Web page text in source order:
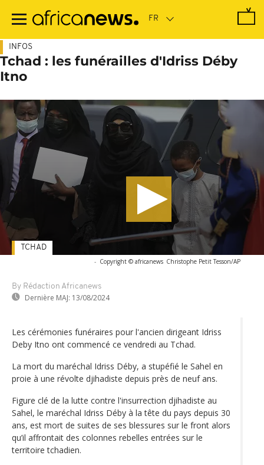
contenu
INFOS
Tchad : les funérailles d'Idriss Déby
Itno
- Copyright © africanews Christophe Petit Tesson/AP
By Rédaction Africanews
Dernière MAJ: 13/08/2024
TCHAD
Les cérémonies funéraires pour l'ancien dirigeant Idriss
Deby Itno ont commencé ce vendredi au Tchad.
La mort du maréchal Idriss Déby, a stupéfié le Sahel en
proie à une révolte djihadiste depuis près de neuf ans.
Figure clé de la lutte contre l'insurrection djihadiste au
Sahel, le maréchal Idriss Déby à la tête du pays depuis 30
ans, est mort de suites de ses blessures sur le front alors
qu’il affrontait des colonnes rebelles entrées sur le
territoire tchadien.